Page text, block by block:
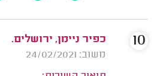
כפיר ניימן, ירושלים.
משוב: 24/02/2021
10